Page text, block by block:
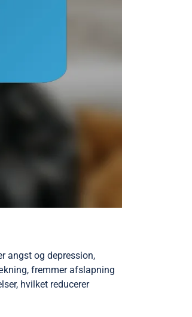
angst og depression,
fremmer afslapning
hvilket reducerer